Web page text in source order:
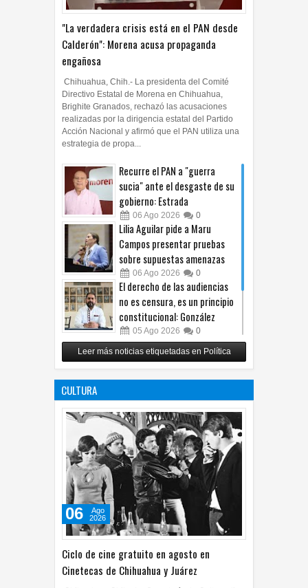
"La verdadera crisis está en el PAN desde
Calderón": Morena acusa propaganda
engañosa
Chihuahua, Chih.- La presidenta del Comité
Directivo Estatal de Morena en Chihuahua,
Brighite Granados, rechazó las acusaciones
realizadas por la dirigencia estatal del Partido
Acción Nacional y afirmó que el PAN utiliza una
estrategia de propa...
Recurre el PAN a "guerra
sucia" ante el desgaste de su
gobierno: Estrada
06 Ago 2026 0
Lilia Aguilar pide a Maru
Campos presentar pruebas
sobre supuestas amenazas
06 Ago 2026 0
El derecho de las audiencias
no es censura, es un principio
constitucional: González
05 Ago 2026 0
Relanza Villalobos programa
de afiliación del PRI en
Tamaulipas
Leer más noticias etiquetadas en Política
CULTURA
Ciclo de cine gratuito en agosto en
Cinetecas de Chihuahua y Juárez
06
Ago
2026